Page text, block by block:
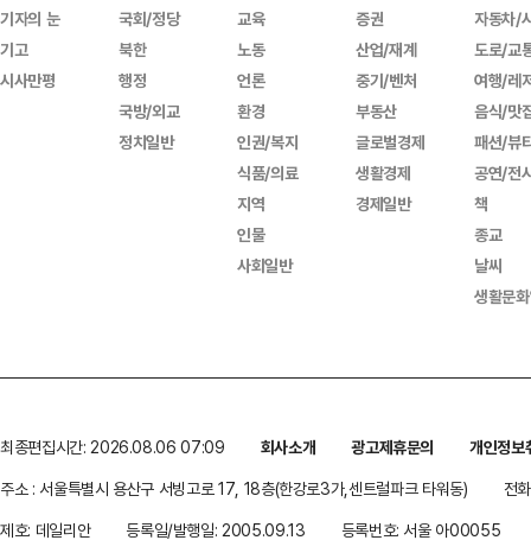
기자의 눈
기고
시사만평
국회/정당
북한
행정
국방/외교
정치일반
교육
노동
언론
환경
인권/복지
식품/의료
지역
인물
사회일반
증권
산업/재계
중기/벤처
부동산
글로벌경제
생활경제
경제일반
자동차/
도로/교
여행/레
음식/맛
패션/뷰
공연/전
책
종교
날씨
생활문
최종편집시간: 2026.08.06 07:09 회사소개 광고제휴문의
개인정보
주소 : 서울특별시 용산구 서빙고로 17, 18층(한강로3가,센트럴파크 타워동)
전
제호: 데일리안
등록일/발행일: 2005.09.13 등록번호: 서울 아00055